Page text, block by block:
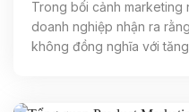
Trong bối cảnh marketing
doanh nghiệp nhận ra
không đồng nghĩa với